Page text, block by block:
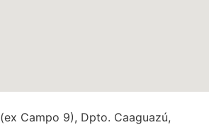
(ex Campo 9), Dpto. Caaguazú,